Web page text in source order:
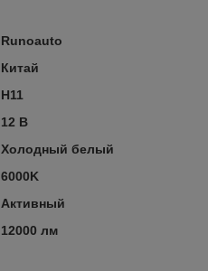
Runoauto
Китай
H11
12 В
Холодный белый
6000K
Активный
12000 лм